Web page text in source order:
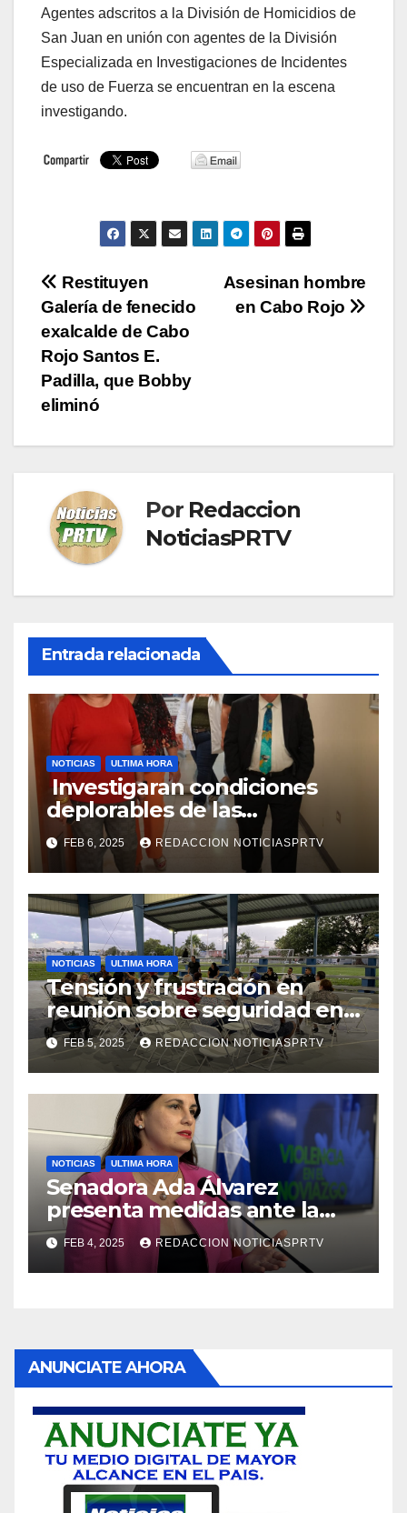
Agentes adscritos a la División de Homicidios de
San Juan en unión con agentes de la División
Especializada en Investigaciones de Incidentes
de uso de Fuerza se encuentran en la escena
investigando.
Navegación
de
entradas
Asesinan hombre
en Cabo Rojo
Restituyen
Galería de fenecido
exalcalde de Cabo
Rojo Santos E.
Padilla, que Bobby
eliminó
Por Redaccion
NoticiasPRTV
Entrada relacionada
NOTICIAS ULTIMA HORA
Investigaran condiciones
deplorables de las
facilidades el Departamento
de la Salud en Mayagüez
FEB 6, 2025 REDACCION NOTICIASPRTV
NOTICIAS ULTIMA HORA
Tensión y frustración en
reunión sobre seguridad en
Reparto Metropolitano
FEB 5, 2025 REDACCION NOTICIASPRTV
NOTICIAS ULTIMA HORA
Senadora Ada Álvarez
presenta medidas ante la
violencia en el noviazgo
FEB 4, 2025 REDACCION NOTICIASPRTV
ANUNCIATE AHORA